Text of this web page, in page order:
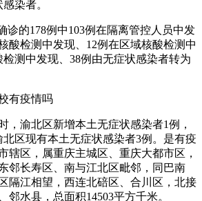
染者。
诊的178例中103例在隔离管控人员中发
酸检测中发现、12例在区域核酸检测中
测中发现、38例由无症状感染者转为
有疫情吗
，渝北区新增本土无症状感染者1例，
北区现有本土无症状感染者3例。是有疫
辖区，属重庆主城区、重庆大都市区，
邻长寿区、南与江北区毗邻，同巴南
隔江相望，西连北碚区、合川区，北接
邻水县，总面积14503平方千米。